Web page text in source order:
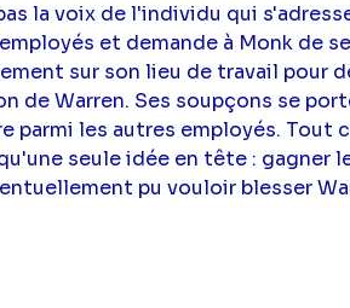
la voix de l'individu qui
et demande à Monk de
sur son lieu de travail pour
de Warren. Ses soupçons se
parmi les autres employés. Tout
seule idée en tête : gagner
pu vouloir blesser